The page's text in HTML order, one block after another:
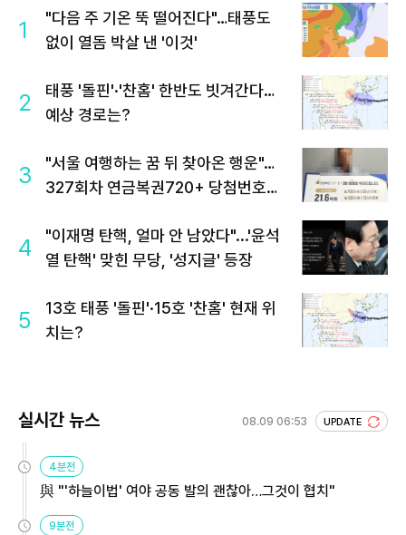
1
"다음 주 기온 뚝 떨어진다"…태풍도
없이 열돔 박살 낸 '이것'
2
태풍 '돌핀'·'찬홈' 한반도 빗겨간다…
예상 경로는?
3
"서울 여행하는 꿈 뒤 찾아온 행운"…
327회차 연금복권720+ 당첨번호조
4
"이재명 탄핵, 얼마 안 남았다"...'윤석
열 탄핵' 맞힌 무당, '성지글' 등장
5
13호 태풍 '돌핀'·15호 '찬홈' 현재 위
치는?
실시간 뉴스 08.09 06:53 UPDATE
4분전
與 "'하늘이법' 여야 공동 발의 괜찮아…그것이 협치"
9분전